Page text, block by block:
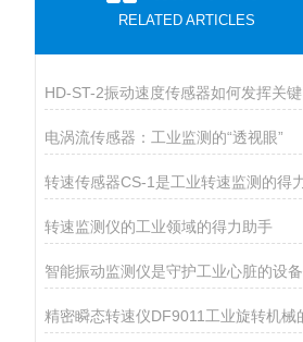
RELATED ARTICLES
电涡流传感器：工业监测的“透视眼”
转速监测仪的工业领域的得力助手
智能振动监测仪是守护工业心脏的设备